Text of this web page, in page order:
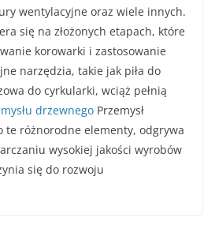
wentylacyjne oraz wiele innych.
się na złożonych etapach, które
korowarki i zastosowanie
narzędzia, takie jak piła do
do cyrkularki, wciąż pełnią
drzewnego Przemysł
te różnorodne elementy, odgrywa
wysokiej jakości wyrobów
się do rozwoju